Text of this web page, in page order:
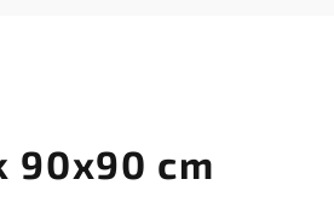
90x90 cm